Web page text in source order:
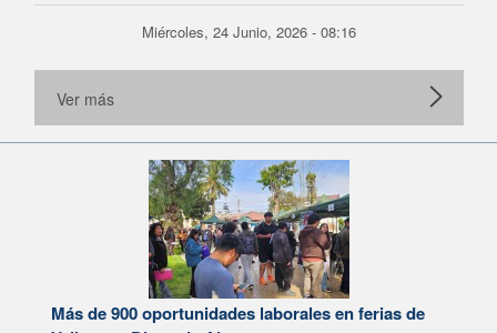
Miércoles, 24 Junio, 2026 - 08:16
Ver más
Más de 900 oportunidades laborales en ferias de